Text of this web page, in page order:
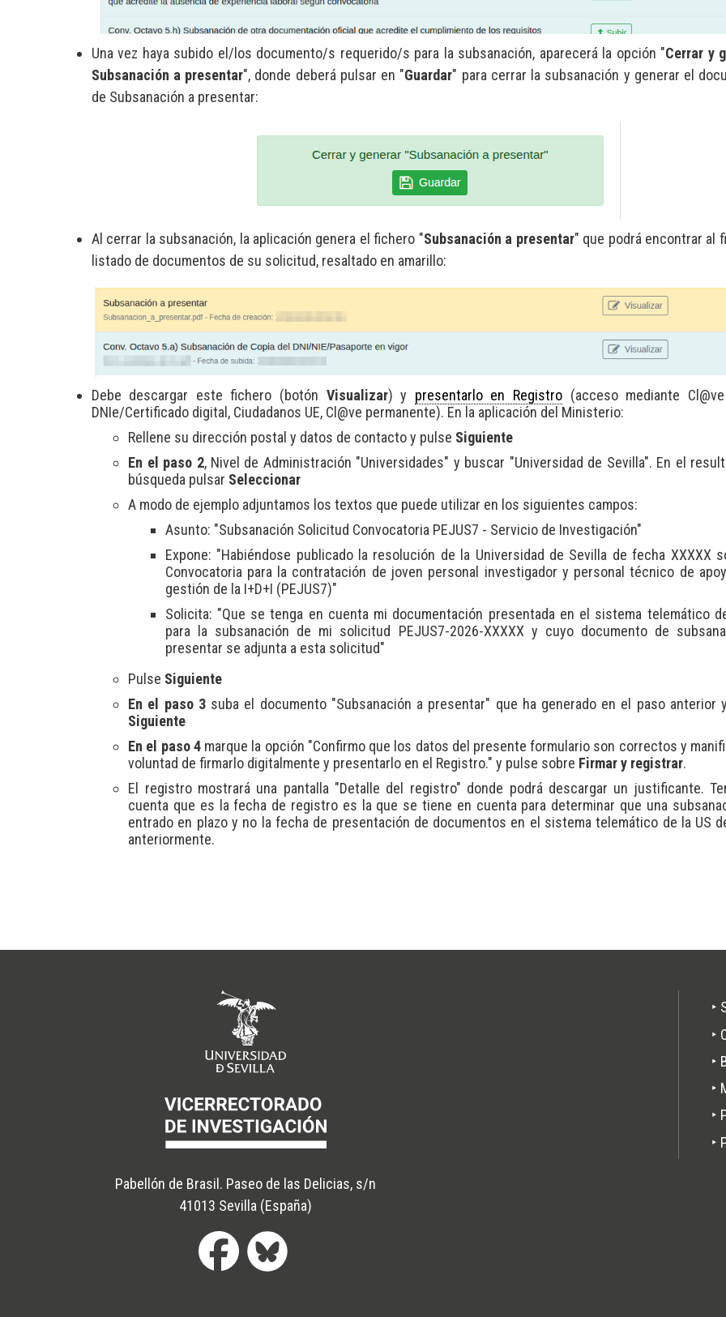
Una vez haya subido el/los documento/s requerido/s para la subsanación, aparecerá la opción "Cerrar y
Subsanación a presentar", donde deberá pulsar en "Guardar" para cerrar la subsanación y generar el
de Subsanación a presentar:
Al cerrar la subsanación, la aplicación genera el fichero "Subsanación a presentar" que podrá encontrar al
listado de documentos de su solicitud, resaltado en amarillo:
Debe descargar este fichero (botón Visualizar) y presentarlo en Registro (acceso mediante
DNIe/Certificado digital, Ciudadanos UE, Cl@ve permanente). En la aplicación del Ministerio:
Rellene su dirección postal y datos de contacto y pulse Siguiente
En el paso 2, Nivel de Administración "Universidades" y buscar "Universidad de Sevilla". En el
búsqueda pulsar Seleccionar
A modo de ejemplo adjuntamos los textos que puede utilizar en los siguientes campos:
Asunto: "Subsanación Solicitud Convocatoria PEJUS7 - Servicio de Investigación"
Expone: "Habiéndose publicado la resolución de la Universidad de Sevilla de fecha XXXXX
Convocatoria para la contratación de joven personal investigador y personal técnico de
gestión de la I+D+I (PEJUS7)"
Solicita: "Que se tenga en cuenta mi documentación presentada en el sistema telemático
para la subsanación de mi solicitud PEJUS7-2026-XXXXX y cuyo documento de
presentar se adjunta a esta solicitud"
Pulse Siguiente
En el paso 3suba el documento "Subsanación a presentar" que ha generado en el paso anterior
Siguiente
En el paso 4marque la opción "Confirmo que los datos del presente formulario son correctos y
voluntad de firmarlo digitalmente y presentarlo en el Registro." y pulse sobre Firmar y registrar.
El registro mostrará una pantalla "Detalle del registro" donde podrá descargar un justificante.
cuenta que es la fecha de registro es la que se tiene en cuenta para determinar que una
entrado en plazo y no la fecha de presentación de documentos en el sistema telemático de la US
anteriormente.
Pabellón de Brasil. Paseo de las Delicias, s/n
41013 Sevilla (España)
‣
‣
‣
‣
‣
‣